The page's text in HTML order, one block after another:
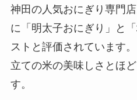
神田の人気おにぎり専門
に「明太子おにぎり」と
ストと評価されています
立ての米の美味しさとほ
す。